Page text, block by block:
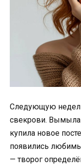
Следующую
свекрови. Вымыла
купила новое
появились
— творог